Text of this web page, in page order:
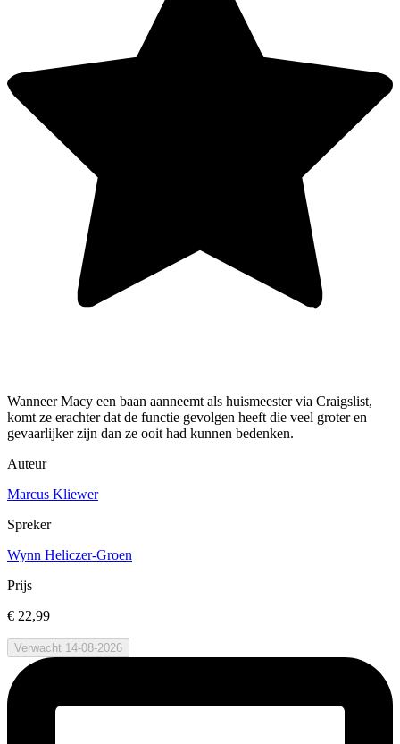
Wanneer Macy een baan aanneemt als huismeester via Craigslist,
komt ze erachter dat de functie gevolgen heeft die veel groter en
gevaarlijker zijn dan ze ooit had kunnen bedenken.
Auteur
Marcus Kliewer
Spreker
Wynn Heliczer-Groen
Prijs
€ 22,99
Verwacht 14-08-2026